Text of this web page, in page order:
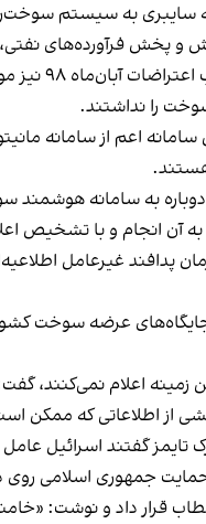
به سیستم
در جریان این حمله، حدود ۶۰
جایگاه‌های
را نداشتند.
اعم از سامانه
به سامانه
به آن انجام و با تشخیص
پدافند غیرعامل
عرضه سوخت
اعلام نمی‌کنند،
اطلاعاتی که ممکن
تایمز گفتند اسرائیل
جمهوری اسلامی
قرار داد و نوشت: